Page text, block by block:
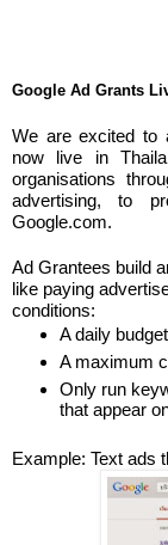
Google Ad Grants
We are excited to
now live in
organisations
advertising, to
Google.com.
Ad Grantees build
like paying
conditions:
A daily
A maximum
Only run
that appear
Example: Text ads